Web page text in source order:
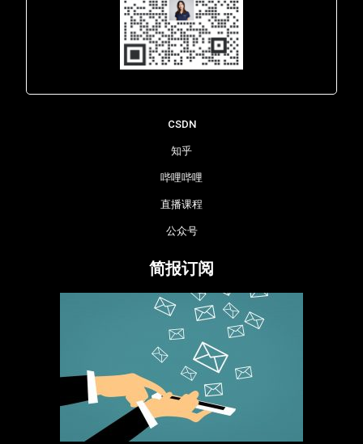
CSDN
知乎
哔哩哔哩
直播课程
公众号
简报订阅